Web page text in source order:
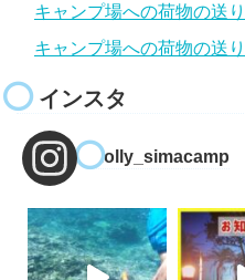
キャンプ場への荷物の送
キャンプ場への荷物の送
インスタ
molly_simacamp